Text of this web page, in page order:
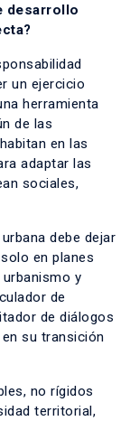
desarrollo
un ejercicio
herramienta
de las
en las
adaptar las
sociales,
debe dejar
en planes
y
de
de diálogos
su transición
no rígidos
territorial,